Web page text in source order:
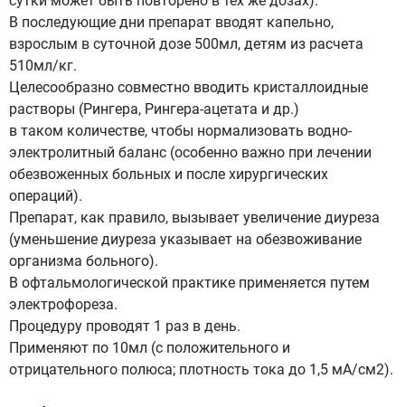
В последующие дни препарат вводят капельно,
взрослым в суточной дозе 500мл, детям из расчета
510мл/кг.
Целесообразно совместно вводить кристаллоидные
растворы (Рингера, Рингера-ацетата и др.)
в таком количестве, чтобы нормализовать водно-
электролитный баланс (особенно важно при лечении
обезвоженных больных и после хирургических
операций).
Препарат, как правило, вызывает увеличение диуреза
(уменьшение диуреза указывает на обезвоживание
организма больного).
В офтальмологической практике применяется путем
электрофореза.
Процедуру проводят 1 раз в день.
Применяют по 10мл (с положительного и
отрицательного полюса; плотность тока до 1,5 мА/см2).